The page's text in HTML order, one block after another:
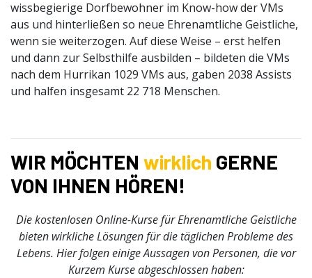
wissbegierige Dorfbewohner im Know-how der VMs
aus und hinterließen so neue Ehrenamtliche Geistliche,
wenn sie weiterzogen. Auf diese Weise – erst helfen
und dann zur Selbsthilfe ausbilden – bildeten die VMs
nach dem Hurrikan 1029 VMs aus, gaben 2038 Assists
und halfen insgesamt 22 718 Menschen.
WIR MÖCHTEN wirklich GERNE
VON IHNEN HÖREN!
Die kostenlosen Online-Kurse für Ehrenamtliche Geistliche
bieten wirkliche Lösungen für die täglichen Probleme des
Lebens. Hier folgen einige Aussagen von Personen, die vor
Kurzem Kurse abgeschlossen haben: